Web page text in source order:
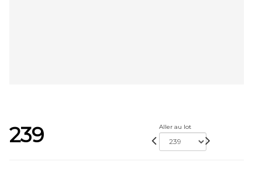
239 Aller au lot